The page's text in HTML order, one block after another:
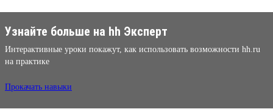
Узнайте больше на hh Эксперт
Интерактивные уроки покажут, как использовать возможности hh.ru
на практике
Прокачать навыки